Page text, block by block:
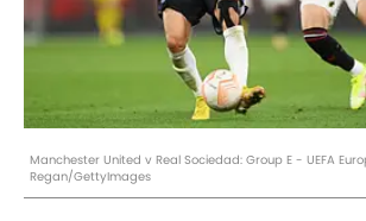
Manchester United v Real Sociedad: Group E - UEFA
Regan/GettyImages